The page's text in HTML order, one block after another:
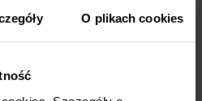
O plikach cookies
Pobierz